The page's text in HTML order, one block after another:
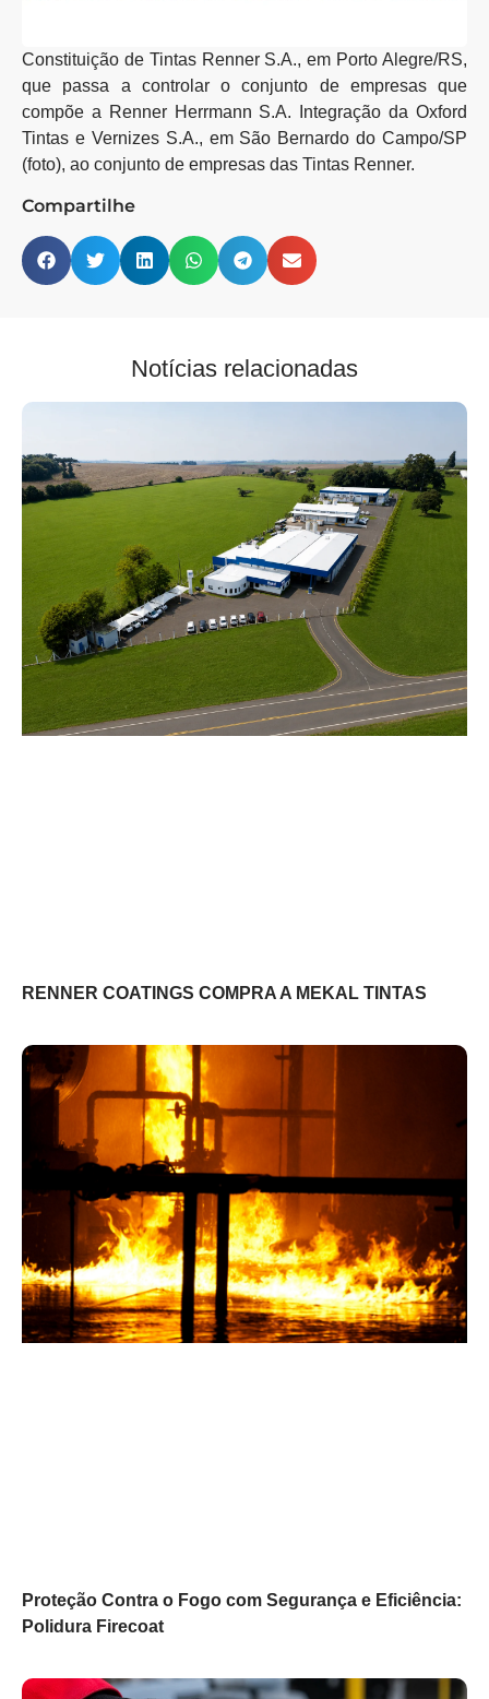
Constituição de Tintas Renner S.A., em Porto Alegre/RS,
que passa a controlar o conjunto de empresas que
compõe a Renner Herrmann S.A. Integração da Oxford
Tintas e Vernizes S.A., em São Bernardo do Campo/SP
(foto), ao conjunto de empresas das Tintas Renner.
Compartilhe
Notícias relacionadas
RENNER COATINGS COMPRA A MEKAL TINTAS
Proteção Contra o Fogo com Segurança e Eficiência:
Polidura Firecoat